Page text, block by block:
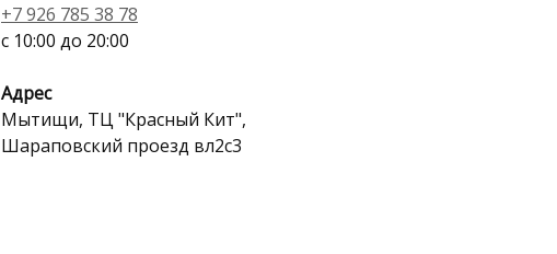
+7 926 785 38 78
с 10:00 до 20:00
Адрес
Мытищи, ТЦ "Красный Кит",
Шараповский проезд вл2с3